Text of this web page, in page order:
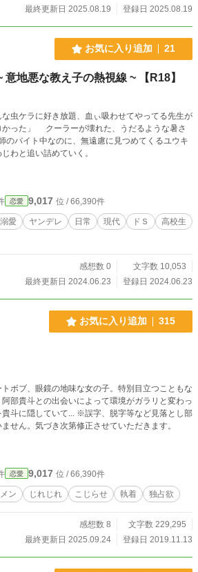
最終更新日 2025.08.19
登録日 2025.08.19
お気に入り追加 21
地悪な教え子の熱視線 ~ 【R18】
虫ケラに好き放題、血ぃ吸わせてやってる先生が
だるような暑さ
わと追い詰めていく。
恋愛 9,017 位 / 66,390件
溺愛 ヤンデレ 日常 現代 ドＳ
高校生
感想数 0
文字数 10,053
最終更新日 2024.06.23
登録日 2024.06.23
お気に入り追加 315
ボブ、眼鏡の地味な女の子。特別目立つこともな
部貴斗との出会いによって環境がガラリと変わっ
※誤字、脱字等など見落とし部
せん。気づき次第修正させていただきます。
恋愛 9,017 位 / 66,390件
ン じれじれ こじらせ 執着 独占欲
感想数 8
文字数 229,295
最終更新日 2025.09.24
登録日 2019.11.13